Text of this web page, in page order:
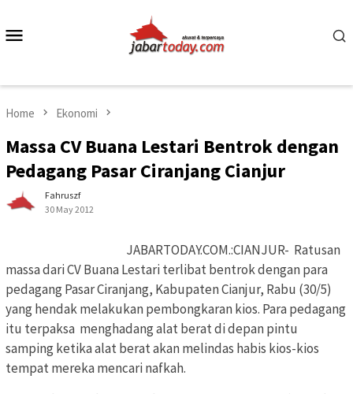
content
Home Ekonomi
Massa CV Buana Lestari Bentrok dengan
Pedagang Pasar Ciranjang Cianjur
Fahruszf
30 May 2012
JABARTODAY.COM.:CIANJUR- Ratusan
massa dari CV Buana Lestari terlibat bentrok dengan para
pedagang Pasar Ciranjang, Kabupaten Cianjur, Rabu (30/5)
yang hendak melakukan pembongkaran kios. Para pedagang
itu terpaksa menghadang alat berat di depan pintu
samping ketika alat berat akan melindas habis kios-kios
tempat mereka mencari nafkah.